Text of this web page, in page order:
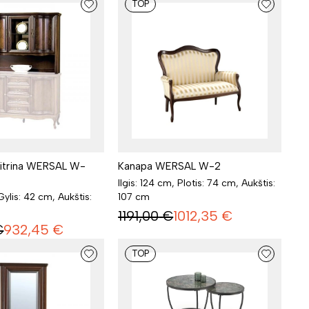
WERSAL W-
42 cm, Aukštis:
932,45 €
TOP
Kanapa WERSAL W-2
Ilgis: 124 cm, Plotis: 74 cm, Aukštis:
107 cm
1191,00 €1012,35 €
TOP